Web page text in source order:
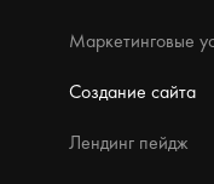
Маркетинговые
Создание сайта
Лендинг пейдж